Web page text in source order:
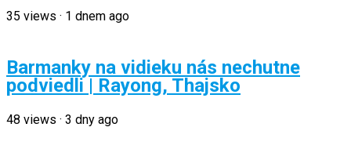
35 views · 1 dnem ago
Barmanky na vidieku nás nechutne
podviedli | Rayong, Thajsko
48 views · 3 dny ago